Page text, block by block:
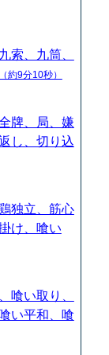
索、九筒、
（約9分10秒）
牌、局、嫌
し、切り込
独立、筋心
け、喰い
喰い取り、
い平和、喰